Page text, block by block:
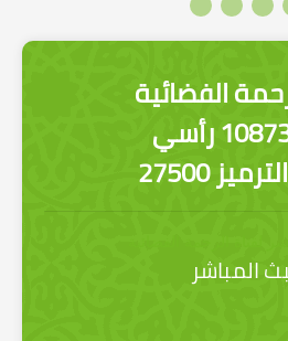
الفضائية
27500
المباشر